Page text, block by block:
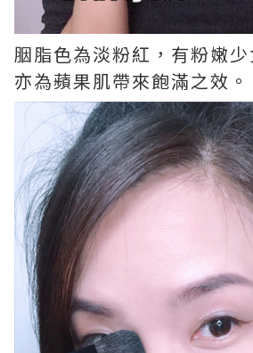
胭脂色為淡粉紅，有粉嫩少
亦為蘋果肌帶來飽滿之效。